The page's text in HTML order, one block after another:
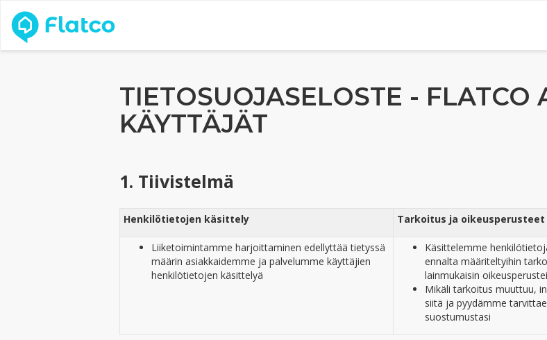
TIETOSUOJASELOSTE - FLATCO
KÄYTTÄJÄT
1. Tiivistelmä
Henkilötietojen käsittely Tarkoitus ja oikeusperusteet
Liiketoimintamme harjoittaminen edellyttää tietyssä
määrin asiakkaidemme ja palvelumme käyttäjien
henkilötietojen käsittelyä
Käsittelemme
ennalta määriteltyihin
lainmukaisin
Mikäli tarkoitus muuttuu,
siitä ja pyydämme
suostumustasi